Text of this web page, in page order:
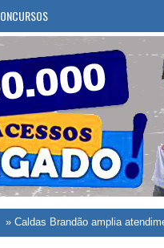
Brandão amplia atendimento